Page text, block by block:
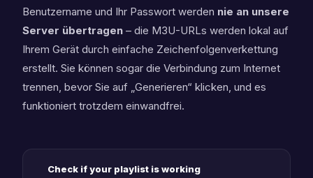
Benutzername und Ihr Passwort werden nie an unsere
Server übertragen – die M3U-URLs werden lokal auf
Ihrem Gerät durch einfache Zeichenfolgenverkettung
erstellt. Sie können sogar die Verbindung zum Internet
trennen, bevor Sie auf „Generieren“ klicken, und es
funktioniert trotzdem einwandfrei.
Check if your playlist is working